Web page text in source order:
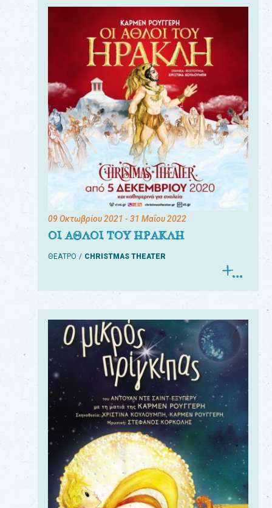
09 Οκτωβρίου 2021 - 31 Μαΐου 2022
ΟΙ ΑΘΛΟΙ ΤΟΥ ΗΡΑΚΛΗ
ΘΕΑΤΡΟ CHRISTMAS THEATER